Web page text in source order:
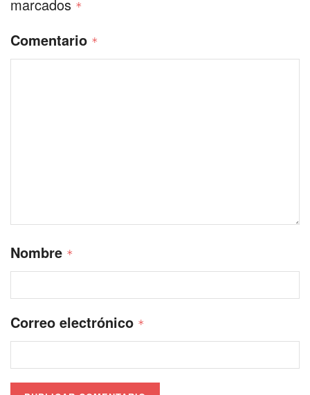
marcados *
Comentario *
Nombre *
Correo electrónico *